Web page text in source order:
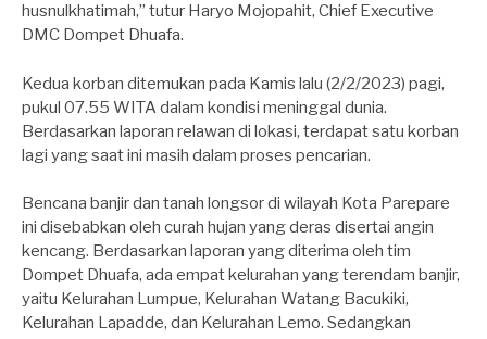
husnulkhatimah,” tutur Haryo Mojopahit, Chief Executive
DMC Dompet Dhuafa.
Kedua korban ditemukan pada Kamis lalu (2/2/2023) pagi,
pukul 07.55 WITA dalam kondisi meninggal dunia.
Berdasarkan laporan relawan di lokasi, terdapat satu korban
lagi yang saat ini masih dalam proses pencarian.
Bencana banjir dan tanah longsor di wilayah Kota Parepare
ini disebabkan oleh curah hujan yang deras disertai angin
kencang. Berdasarkan laporan yang diterima oleh tim
Dompet Dhuafa, ada empat kelurahan yang terendam banjir,
yaitu Kelurahan Lumpue, Kelurahan Watang Bacukiki,
Kelurahan Lapadde, dan Kelurahan Lemo. Sedangkan